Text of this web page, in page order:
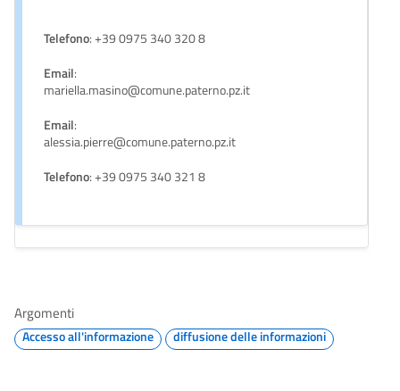
Telefono: +39 0975 340 320 8
Email:
mariella.masino@comune.paterno.pz.it
Email:
alessia.pierre@comune.paterno.pz.it
Telefono: +39 0975 340 321 8
Argomenti
Accesso all'informazione diffusione delle informazioni